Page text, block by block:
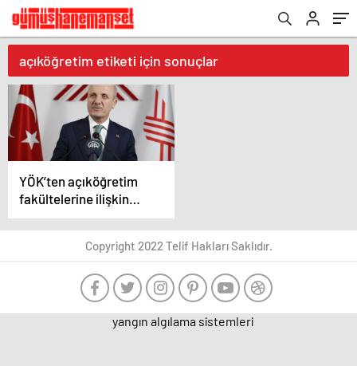
açıköğretim etiketi için sonuçlar
YÖK’ten açıköğretim
fakültelerine ilişkin
açıklama
Copyright 2022 Telif Hakları Saklıdır.
yangın algılama sistemleri